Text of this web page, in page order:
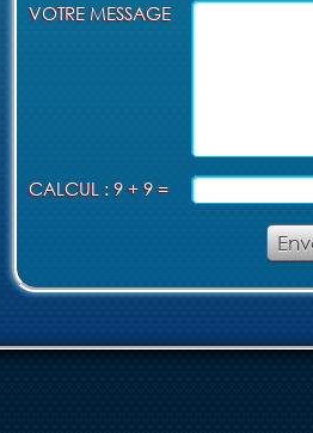
VOTRE MESSAGE
CALCUL : 9 + 9 =